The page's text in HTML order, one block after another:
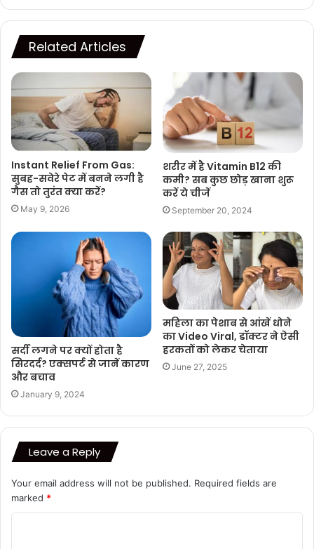
Related Articles
Instant Relief From Gas:
सुबह-सवेरे पेट में बनने लगी है
गैस तो तुरंत क्या करें?
May 9, 2026
शरीर में है Vitamin B12 की
कमी? सब कुछ छोड़ खाना शुरू
करें ये चीजें
September 20, 2024
सर्दी लगने पर क्यों होता है
सिरदर्द? एक्सपर्ट से जानें कारण
और बचाव
January 9, 2024
महिला का पेशाब से आंखें धोने
का Video Viral, डॉक्टर ने ऐसी
हर‍कतों को लेकर चेताया
June 27, 2025
Leave a Reply
Your email address will not be published. Required fields are
marked *